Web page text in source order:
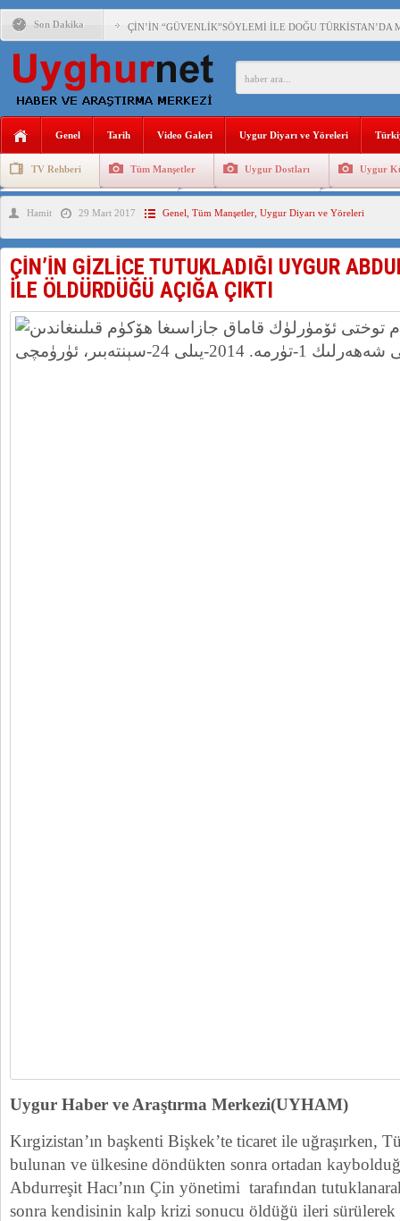
Son Dakika ÇİN’İN “GÜVENLİK”SÖYLEMİ İLE DOĞU TÜRKİSTAN’DA
PAKİSTAN,AFGANİSTAN’DA YAŞAYAN UYGURLARA
ANAHTAR PARTİ GENEL BAŞKANI AĞIRALİOĞLU :
ÇİN’İN DOĞU TÜRKİSTAN’DAKİ UYGULAMALARI
150 YILDIR KAYNAYAN YARAMIZ : ÇİN İŞGALİNDEKİ
Genel Tarih Video Galeri Uygur Diyarı ve Yöreleri
TV Rehberi Tüm Manşetler Uygur Dostları Uygur
Uygurlarda Düğün ve Cenaze
Hamit 29 Mart 2017 Genel Tüm Manşetler Uygur Diyarı ve Yöreleri
ÇİN’İN GİZLİCE TUTUKLADIĞI UYGUR
İLE ÖLDÜRDÜĞÜ AÇIĞA ÇIKTI
Uygur Haber ve Araştırma Merkezi(UYHAM)
Kırgizistan’ın başkenti Bişkek’te ticaret ile uğraşırken,
bulunan ve ülkesine döndükten sonra ortadan
Abdurreşit Hacı’nın Çin yönetimi tarafından
sonra kendisinin kalp krizi sonucu öldüğü ileri sürülerek